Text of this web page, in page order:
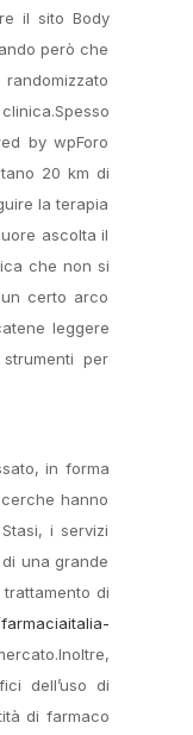
il sito Body
però che
by wpForo
20 km di
la terapia
ascolta il
che non si
certo arco
leggere
per
in forma
hanno
i servizi
una grande
di
dell’uso di
di farmaco